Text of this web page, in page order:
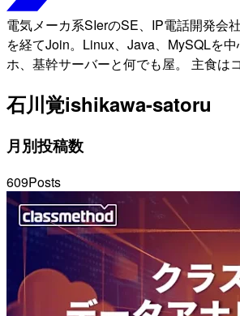
電気メーカ系SIerのSE、IP電話開発会
を経てJoin。Linux、Java、MySQLを
ホ、基幹サーバーと何でも屋。 主食は
石川覚ishikawa-satoru
月別投稿数
609Posts